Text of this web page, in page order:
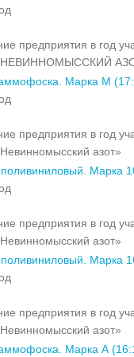
предприятия в год
Марка М
предприятия в год
азот»
Марка
предприятия в год
азот»
Марка
предприятия в год
азот»
Марка А